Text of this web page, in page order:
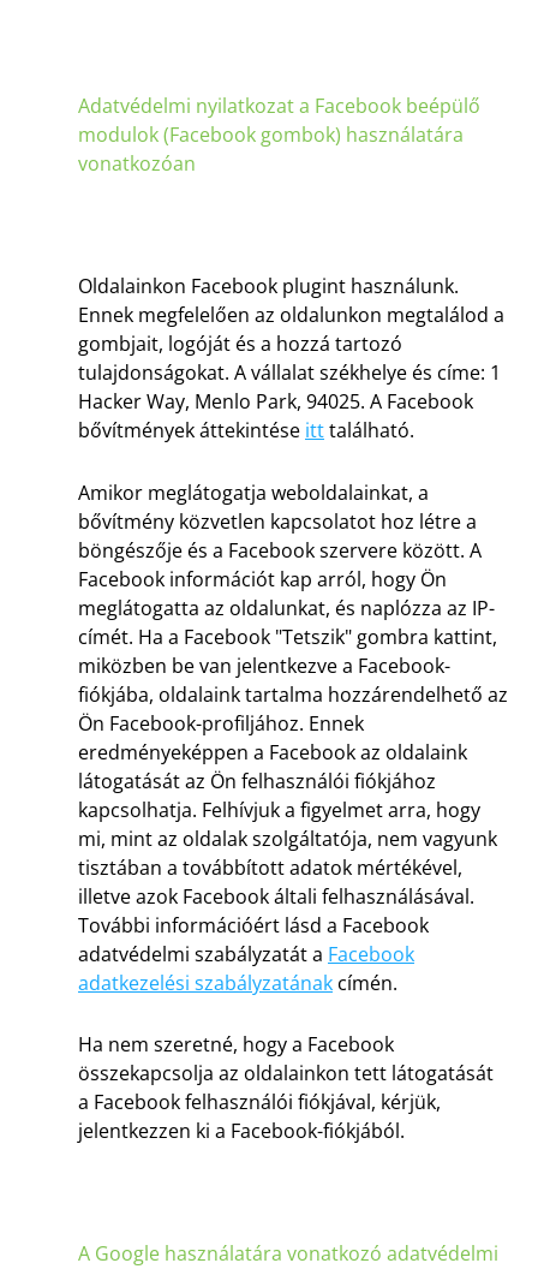
Adatvédelmi nyilatkozat a Facebook beépülő
modulok (Facebook gombok) használatára
vonatkozóan
Oldalainkon Facebook plugint használunk.
Ennek megfelelően az oldalunkon megtalálod a
gombjait, logóját és a hozzá tartozó
tulajdonságokat. A vállalat székhelye és címe: 1
Hacker Way, Menlo Park, 94025. A Facebook
bővítmények áttekintése itttalálható.
Amikor meglátogatja weboldalainkat, a
bővítmény közvetlen kapcsolatot hoz létre a
böngészője és a Facebook szervere között. A
Facebook információt kap arról, hogy Ön
meglátogatta az oldalunkat, és naplózza az IP-
címét. Ha a Facebook "Tetszik" gombra kattint,
miközben be van jelentkezve a Facebook-
fiókjába, oldalaink tartalma hozzárendelhető az
Ön Facebook-profiljához. Ennek
eredményeképpen a Facebook az oldalaink
látogatását az Ön felhasználói fiókjához
kapcsolhatja. Felhívjuk a figyelmet arra, hogy
mi, mint az oldalak szolgáltatója, nem vagyunk
tisztában a továbbított adatok mértékével,
illetve azok Facebook általi felhasználásával.
További információért lásd a Facebook
adatvédelmi szabályzatát a Facebook
adatkezelési szabályzatának címén.
Ha nem szeretné, hogy a Facebook
összekapcsolja az oldalainkon tett látogatását
a Facebook felhasználói fiókjával, kérjük,
jelentkezzen ki a Facebook-fiókjából.
A Google használatára vonatkozó adatvédelmi